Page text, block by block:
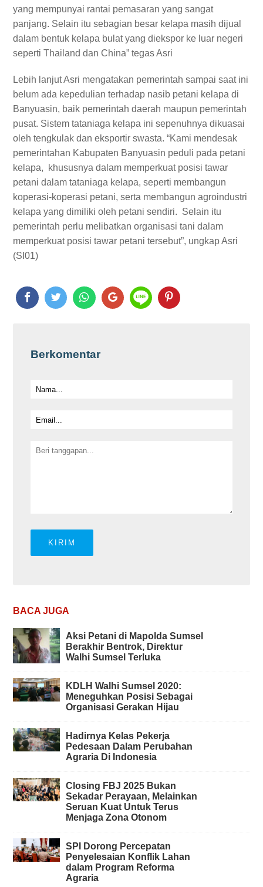
yang mempunyai rantai pemasaran yang sangat
panjang. Selain itu sebagian besar kelapa masih dijual
dalam bentuk kelapa bulat yang diekspor ke luar negeri
seperti Thailand dan China” tegas Asri
Lebih lanjut Asri mengatakan pemerintah sampai saat ini
belum ada kepedulian terhadap nasib petani kelapa di
Banyuasin, baik pemerintah daerah maupun pemerintah
pusat. Sistem tataniaga kelapa ini sepenuhnya dikuasai
oleh tengkulak dan eksportir swasta. “Kami mendesak
pemerintahan Kabupaten Banyuasin peduli pada petani
kelapa, khususnya dalam memperkuat posisi tawar
petani dalam tataniaga kelapa, seperti membangun
koperasi-koperasi petani, serta membangun agroindustri
kelapa yang dimiliki oleh petani sendiri. Selain itu
pemerintah perlu melibatkan organisasi tani dalam
memperkuat posisi tawar petani tersebut”, ungkap Asri
(SI01)
Berkomentar
BACA JUGA
Aksi Petani di Mapolda Sumsel
Berakhir Bentrok, Direktur
Walhi Sumsel Terluka
KDLH Walhi Sumsel 2020:
Meneguhkan Posisi Sebagai
Organisasi Gerakan Hijau
Hadirnya Kelas Pekerja
Pedesaan Dalam Perubahan
Agraria Di Indonesia
Closing FBJ 2025 Bukan
Sekadar Perayaan, Melainkan
Seruan Kuat Untuk Terus
Menjaga Zona Otonom
SPI Dorong Percepatan
Penyelesaian Konflik Lahan
dalam Program Reforma
Agraria